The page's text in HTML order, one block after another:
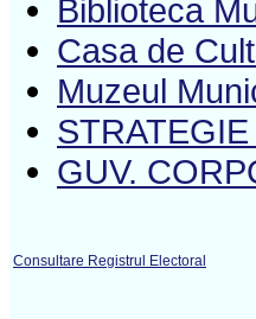
Biblioteca
Casa de
Muzeul
GUV.
Consultare Registrul Electoral